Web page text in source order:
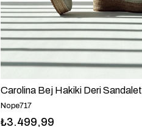
Carolina Bej Hakiki Deri Sandalet
Nope717
₺3.499,99